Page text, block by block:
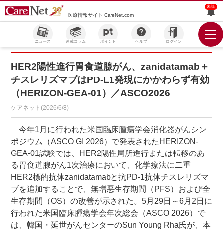
医療情報サイト CareNet.com
未読
ニュース 連載コラム ポイント ヘルプ ログイン
HER2陽性進行胃食道腺がん、zanidatamab＋
チスレリズマブはPD-L1発現にかかわらず有効
（HERIZON-GEA-01）／ASCO2026
ケアネット(2026/6/8)
今年1月に行われた米国臨床腫瘍学会消化器がんシン
ポジウム（ASCO GI 2026）で発表されたHERIZON-
GEA-01試験では、HER2陽性局所進行または転移のあ
る胃食道腺がん1次治療において、化学療法に二重
HER2標的抗体zanidatamabと抗PD-1抗体チスレリズマ
ブを追加することで、無増悪生存期間（PFS）および全
生存期間（OS）の改善が示された。5月29日～6月2日に
行われた米国臨床腫瘍学会年次総会（ASCO 2026）で
は、韓国・延世がんセンターのSun Young Rha氏が、本